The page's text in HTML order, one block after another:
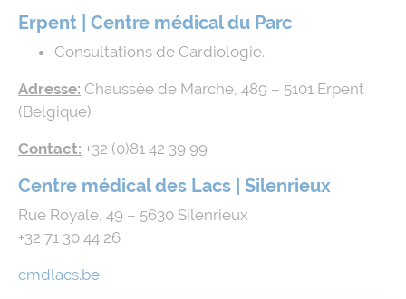
Erpent | Centre médical du Parc
Consultations de Cardiologie.
Adresse: Chaussée de Marche, 489 – 5101 Erpent
(Belgique)
Contact: +32 (0)81 42 39 99
Centre médical des Lacs | Silenrieux
Rue Royale, 49 – 5630 Silenrieux
+32 71 30 44 26
cmdlacs.be